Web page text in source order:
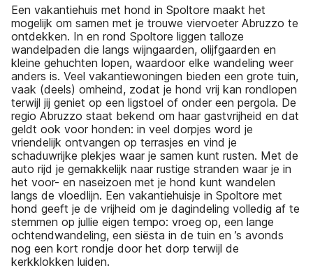
Een vakantiehuis met hond in Spoltore maakt het
mogelijk om samen met je trouwe viervoeter Abruzzo te
ontdekken. In en rond Spoltore liggen talloze
wandelpaden die langs wijngaarden, olijfgaarden en
kleine gehuchten lopen, waardoor elke wandeling weer
anders is. Veel vakantiewoningen bieden een grote tuin,
vaak (deels) omheind, zodat je hond vrij kan rondlopen
terwijl jij geniet op een ligstoel of onder een pergola. De
regio Abruzzo staat bekend om haar gastvrijheid en dat
geldt ook voor honden: in veel dorpjes word je
vriendelijk ontvangen op terrasjes en vind je
schaduwrijke plekjes waar je samen kunt rusten. Met de
auto rijd je gemakkelijk naar rustige stranden waar je in
het voor- en naseizoen met je hond kunt wandelen
langs de vloedlijn. Een vakantiehuisje in Spoltore met
hond geeft je de vrijheid om je dagindeling volledig af te
stemmen op jullie eigen tempo: vroeg op, een lange
ochtendwandeling, een siësta in de tuin en ’s avonds
nog een kort rondje door het dorp terwijl de
kerkklokken luiden.